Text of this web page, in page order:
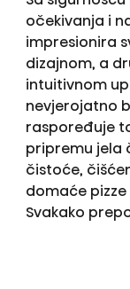
očekivanja i
impresionira
dizajnom, a
intuitivnom
nevjerojatno
raspoređuje
pripremu jela
čistoće,
domaće pizze
Svakako